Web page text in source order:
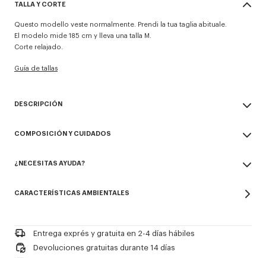
TALLA Y CORTE
Questo modello veste normalmente. Prendi la tua taglia abituale.
El modelo mide 185 cm y lleva una talla M.
Corte relajado.
Guía de tallas
DESCRIPCIÓN
Bordado en el pecho.
Referencia Del Producto:
COMPOSICIÓN Y CUIDADOS
100% cotton
Lavado para ropa delicada suave a 30 °C
Limpieza profesional en húmedo suave
¿NECESITAS AYUDA?
CARACTERÍSTICAS AMBIENTALES
Entrega exprés y gratuita en 2-4 días hábiles
Devoluciones gratuitas durante 14 días